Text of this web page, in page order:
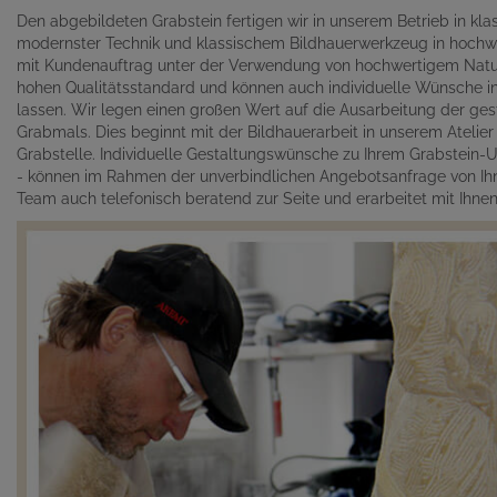
Den abgebildeten Grabstein fertigen wir in unserem Betrieb in
modernster Technik und klassischem Bildhauerwerkzeug in
mit Kundenauftrag unter der Verwendung von hochwertigem
hohen Qualitätsstandard und können auch individuelle Wünsche
lassen. Wir legen einen großen Wert auf die Ausarbeitung der
Grabmals. Dies beginnt mit der Bildhauerarbeit in unserem
Grabstelle. Individuelle Gestaltungswünsche zu Ihrem
- können im Rahmen der unverbindlichen Angebotsanfrage von
Team auch telefonisch beratend zur Seite und erarbeitet mit